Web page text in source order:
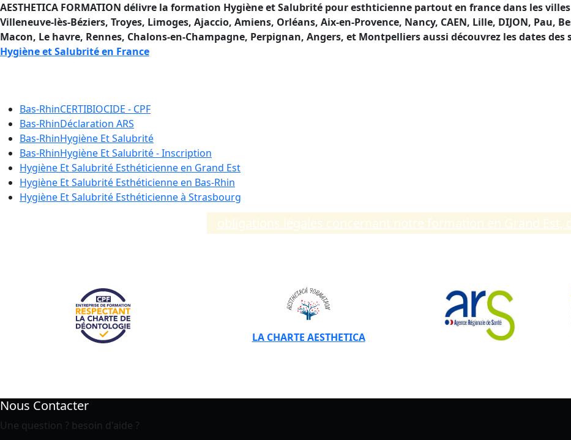
AESTHETICA FORMATION délivre la formation Hygiène et Salubrité pour esthticienne partout en france dans les
Villeneuve-lès-Béziers, Troyes, Limoges, Ajaccio, Amiens, Orléans, Aix-en-Provence, Nancy, CAEN, Lille, DIJON, Pau,
Macon, Le havre, Rennes, Chalons-en-Champagne, Perpignan, Angers, et Montpelliers aussi découvrez les dates des
Hygiène et Salubrité en France
Bas-RhinCERTIBIOCIDE - CPF
Bas-RhinDéclaration ARS
Bas-RhinHygiène Et Salubrité
Bas-RhinHygiène Et Salubrité - Inscription
Hygiène Et Salubrité Esthéticienne en Grand Est
Hygiène Et Salubrité Esthéticienne en Bas-Rhin
Hygiène Et Salubrité Esthéticienne à Strasbourg
obligations légales concernant notre formation en Grand Est,
LA CHARTE AESTHETICA
Nous Contacter
Une question ? besoin d'aide ?